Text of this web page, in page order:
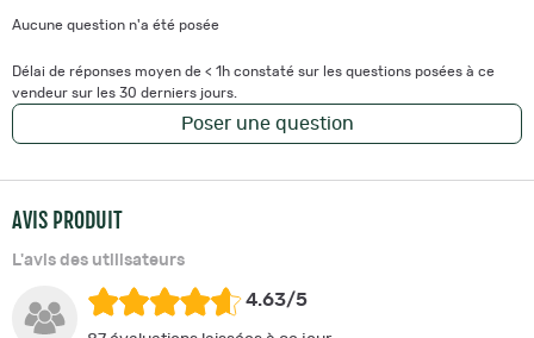
Aucune question n'a été posée
Délai de réponses moyen de < 1h constaté sur les questions posées à ce
vendeur sur les 30 derniers jours.
Poser une question
AVIS PRODUIT
L'avis des utilisateurs
4.63/5